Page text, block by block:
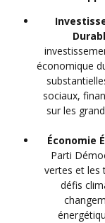
économique
sociaux,
sur les
Économie
Parti
vertes et les
défis